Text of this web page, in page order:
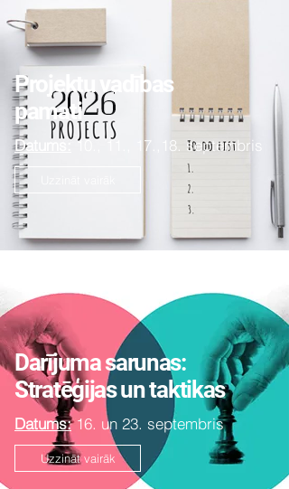
Projektu vadības
pamati
Datums:10., 11., 17.,18. septembris
Darījuma sarunas:
Stratēģijas un taktikas
Datums:16. un 23. septembris
Uzzināt vairāk